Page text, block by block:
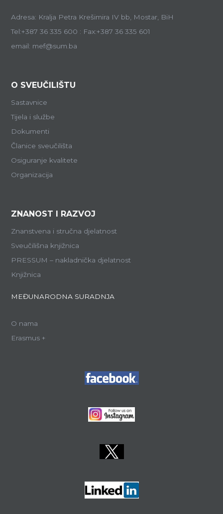
Adresa: Kralja Petra Krešimira IV bb, Mostar, BiH
Tel:+387 36 335 600 : Fax:+387 36 335 601
email: mef@sum.ba
O SVEUČILIŠTU
Sastavnice
Tijela i službe
Dokumenti
Članice sveučilišta
Osiguranje kvalitete
Organizacija
ZNANOST I RAZVOJ
Znanstvena i stručna djelatnost
Sveučilišna knjižnica
PRESSUM – nakladnička djelatnost
Knjižnica
MEĐUNARODNA SURADNJA
O nama
Erasmus +